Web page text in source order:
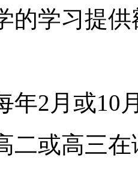
的学习提
年2月或10
二或高三